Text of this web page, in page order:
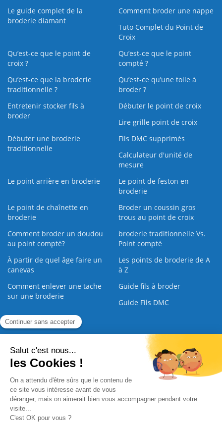
Le guide complet de la
broderie diamant
Comment broder une nappe
Tuto Complet du Point de
Croix
Qu’est-ce que le point de
croix ?
Qu’est-ce que le point
compté ?
Qu’est-ce que la broderie
traditionnelle ?
Qu’est‑ce qu’une toile à
broder ?
Entretenir stocker fils à
broder
Débuter le point de croix
Lire grille point de croix
Débuter une broderie
traditionnelle
Fils DMC supprimés
Calculateur d'unité de
mesure
Le point arrière en broderie
Le point de feston en
broderie
Le point de chaînette en
broderie
Broder un coussin gros
trous au point de croix
Comment broder un doudou
au point compté?
broderie traditionnelle Vs.
Point compté
À partir de quel âge faire un
canevas
Les points de broderie de A
à Z
Comment enlever une tache
sur une broderie
Guide fils à broder
Guide Fils DMC
Guide de la Broderie
Nous contacter |
Paiement sécurisé